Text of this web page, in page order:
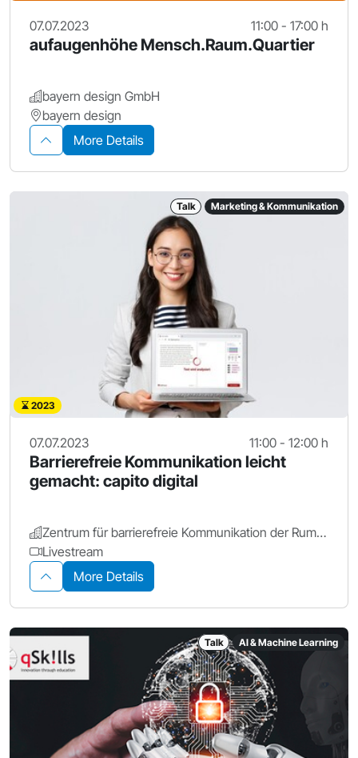
07.07.2023 11:00 - 17:00 h
aufaugenhöhe Mensch.Raum.Quartier
bayern design GmbH
bayern design
More Details
Talk Marketing & Kommunikation
2023
07.07.2023 11:00 - 12:00 h
Barrierefreie Kommunikation leicht
gemacht: capito digital
Zentrum für barrierefreie Kommunikation der Rummelsberger Diakonie - Dienste für Menschen mit Behinderung gGmbH
Livestream
More Details
Talk AI & Machine Learning